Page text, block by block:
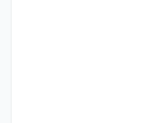
جویی در هزینه و زمان